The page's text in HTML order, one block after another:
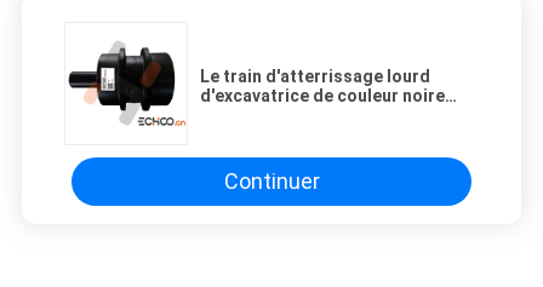
Le train d'atterrissage lourd
d'excavatrice de couleur noire
Continuer